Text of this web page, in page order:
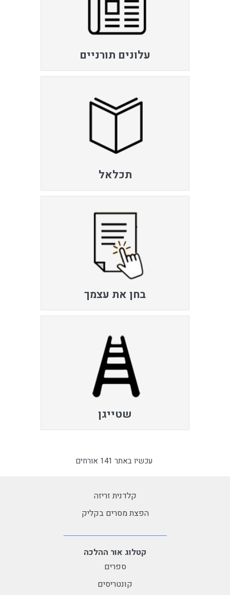
עלונים תורניים
תכלאל
בחן את עצמך
שטייגן
עכשיו באתר 141 אורחים
קלדנית זריזה
הפצת מסרים בקליק
קטלוג אור ההלכה
ספרים
קונטריסים